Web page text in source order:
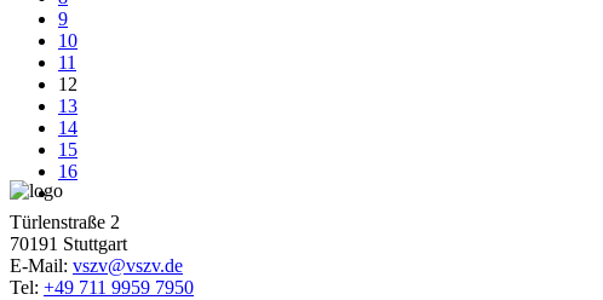
9
10
11
12
13
14
15
16
Türlenstraße 2
70191 Stuttgart
E-Mail: vszv@vszv.de
Tel: +49 711 9959 7950